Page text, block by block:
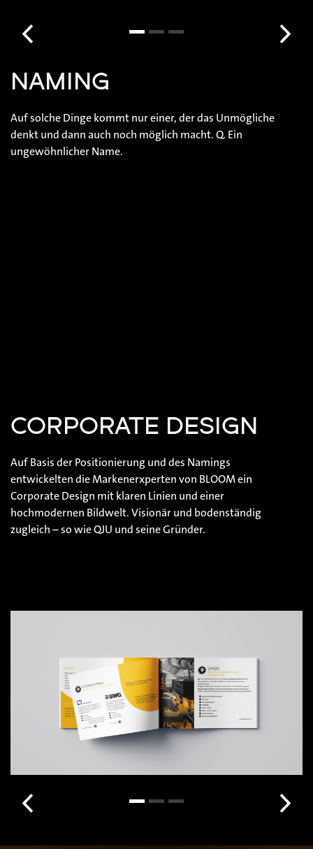
NAMING
Auf solche Dinge kommt nur einer, der das Unmögliche
denkt und dann auch noch möglich macht. Q. Ein
ungewöhnlicher Name.
CORPORATE DESIGN
Auf Basis der Positionierung und des Namings
entwickelten die Markenerxperten von BLOOM ein
Corporate Design mit klaren Linien und einer
hochmodernen Bildwelt. Visionär und bodenständig
zugleich – so wie QJU und seine Gründer.